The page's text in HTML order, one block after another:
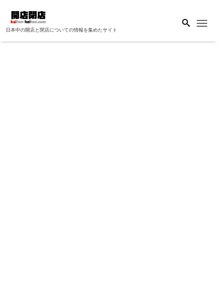
日本中の開店と閉店についての情報を集めたサイト